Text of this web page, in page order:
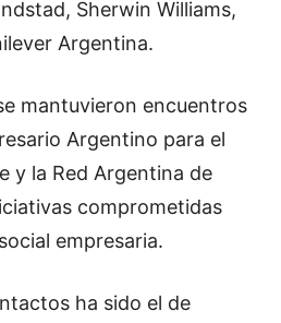
Sherwin Williams,
Argentina.
mantuvieron encuentros
Argentino para el
y la Red Argentina de
comprometidas
empresaria.
ha sido el de